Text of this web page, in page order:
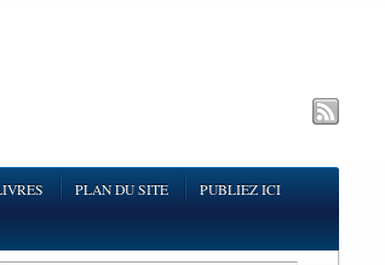
PLAN DU SITE PUBLIEZ ICI